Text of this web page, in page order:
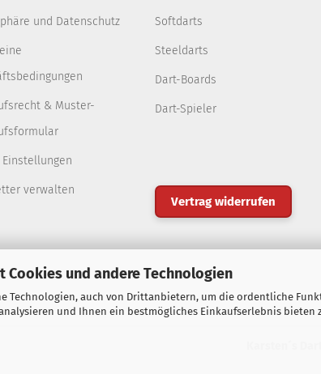
Cookies und andere Technologien
Technologien, auch von Drittanbietern, um die ordentliche
und Ihnen ein bestmögliches Einkaufserlebnis
und Datenschutz
& Muster-
Einstellungen
verwalten
Softdarts
Steeldarts
Dart-Boards
Dart-Spieler
Vertrag widerrufen